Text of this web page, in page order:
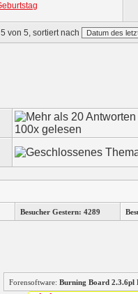
von 5, sortiert nach
Besucher Gestern: 4289
Forensoftware: Burning Board